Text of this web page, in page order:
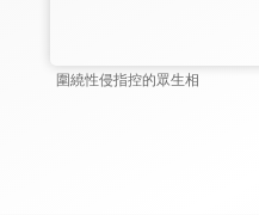
圍繞性侵指控的眾生相